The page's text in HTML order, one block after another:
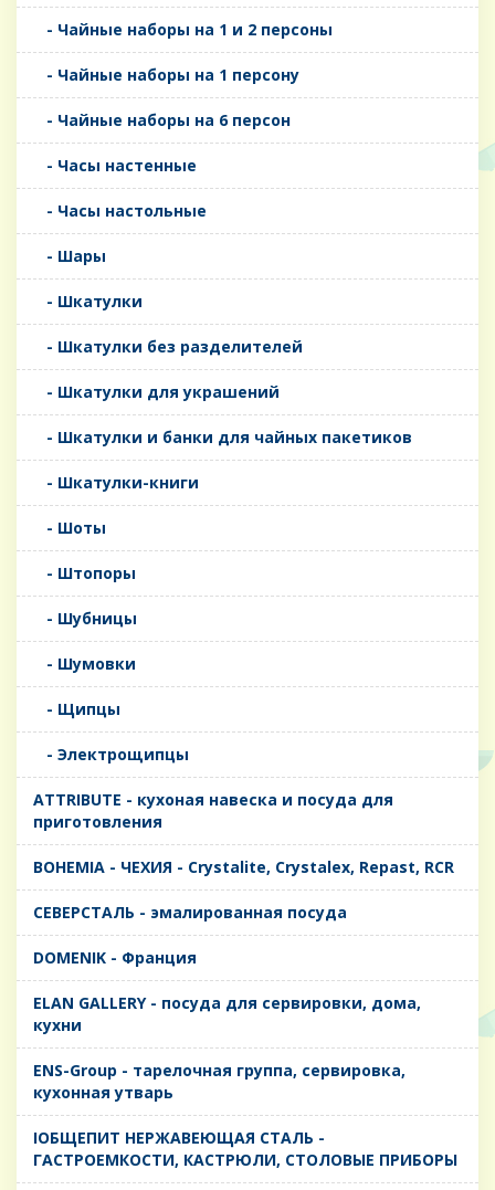
- Чайные наборы на 1 и 2 персоны
- Чайные наборы на 1 персону
- Чайные наборы на 6 персон
- Часы настенные
- Часы настольные
- Шары
- Шкатулки
- Шкатулки без разделителей
- Шкатулки для украшений
- Шкатулки и банки для чайных пакетиков
- Шкатулки-книги
- Шоты
- Штопоры
- Шубницы
- Шумовки
- Щипцы
- Электрощипцы
ATTRIBUTE - кухоная навеска и посуда для
приготовления
BOHEMIA - ЧЕХИЯ - Crystalite, Crystalex, Repast, RCR
CЕВЕРСТАЛЬ - эмалированная посуда
DOMENIK - Франция
ELAN GALLERY - посуда для сервировки, дома,
кухни
ENS-Group - тарелочная группа, сервировка,
кухонная утварь
IОБЩЕПИТ НЕРЖАВЕЮЩАЯ СТАЛЬ -
ГАСТРОЕМКОСТИ, КАСТРЮЛИ, СТОЛОВЫЕ ПРИБОРЫ